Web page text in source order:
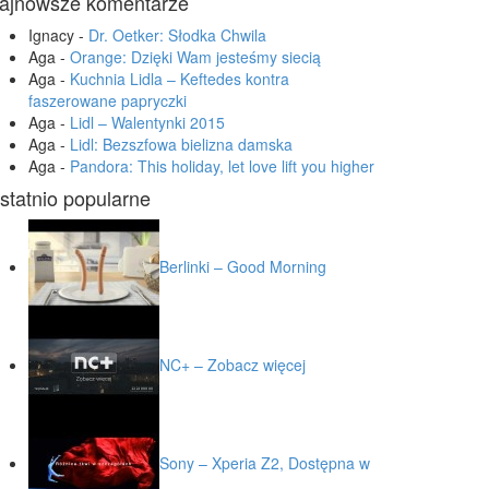
Ignacy - Dr. Oetker: Słodka Chwila
Aga - Orange: Dzięki Wam jesteśmy siecią
Aga - Kuchnia Lidla – Keftedes kontra
faszerowane papryczki
Aga - Lidl – Walentynki 2015
Aga - Lidl: Bezszfowa bielizna damska
Aga - Pandora: This holiday, let love lift you higher
popularne
Berlinki – Good Morning
NC+ – Zobacz więcej
Sony – Xperia Z2, Dostępna w